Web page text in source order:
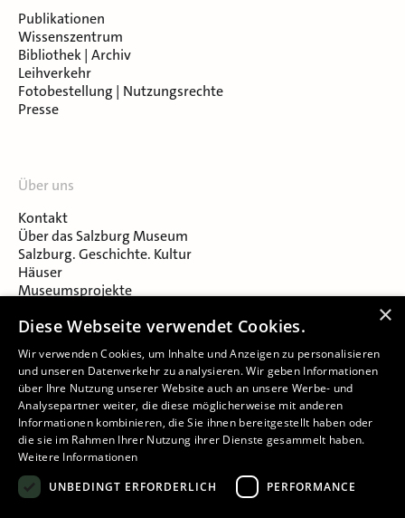
Publikationen
Wissenszentrum
Bibliothek | Archiv
Leihverkehr
Fotobestellung | Nutzungsrechte
Presse
Über uns
Kontakt
Über das Salzburg Museum
Salzburg. Geschichte. Kultur
Häuser
Museumsprojekte
Museumsverein Celtic Heritage
Impressum
Datenschutz
×
Diese Webseite verwendet Cookies.
Wir verwenden Cookies, um Inhalte und Anzeigen zu personalisieren
und unseren Datenverkehr zu analysieren. Wir geben Informationen
über Ihre Nutzung unserer Website auch an unsere Werbe- und
Analysepartner weiter, die diese möglicherweise mit anderen
Informationen kombinieren, die Sie ihnen bereitgestellt haben oder
die sie im Rahmen Ihrer Nutzung ihrer Dienste gesammelt haben.
Weitere Informationen
UNBEDINGT ERFORDERLICH
PERFORMANCE